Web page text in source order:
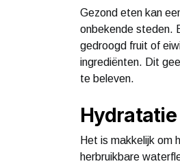
Gezond eten kan
onbekende steden.
gedroogd fruit of
ingrediënten. Dit
te beleven.
Hydratatie
Het is makkelijk om
herbruikbare